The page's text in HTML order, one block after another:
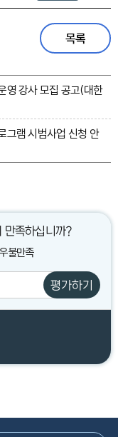
목록
영 강사 모집 공고(대한
그램 시범사업 신청 안
만족하십니까?
불만족
평가하기